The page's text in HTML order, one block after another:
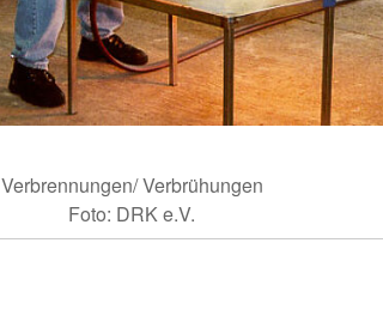
Verbrennungen/ Verbrühungen
Foto: DRK e.V.